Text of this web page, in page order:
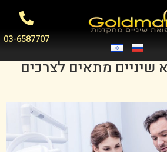
03-6587707
שיניים מתאים לצרכים